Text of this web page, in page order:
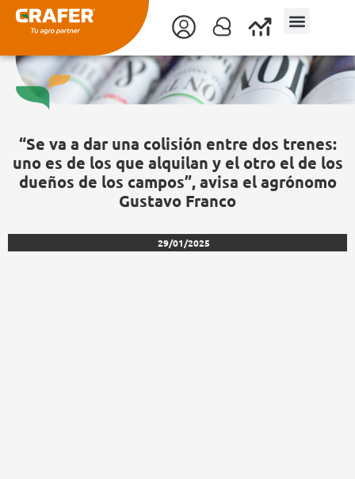
contenido
“Se va a dar una colisión entre dos trenes:
uno es de los que alquilan y el otro el de los
dueños de los campos”, avisa el agrónomo
Gustavo Franco
29/01/2025